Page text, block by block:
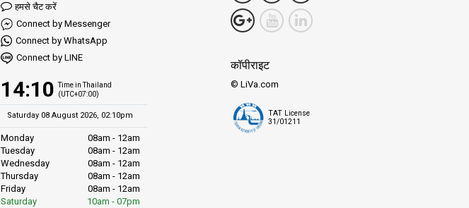
हमसे चैट करें
Connect by Messenger
Connect by WhatsApp
Connect by LINE
14:10 Time in Thailand
(UTC+07:00)
Saturday 08 August 2026, 02:10pm
Monday
08am - 12am
Tuesday
08am - 12am
Wednesday
08am - 12am
Thursday
08am - 12am
Friday
08am - 12am
Saturday
10am - 07pm
कॉपीराइट
© LiVa.com
TAT License
31/01211